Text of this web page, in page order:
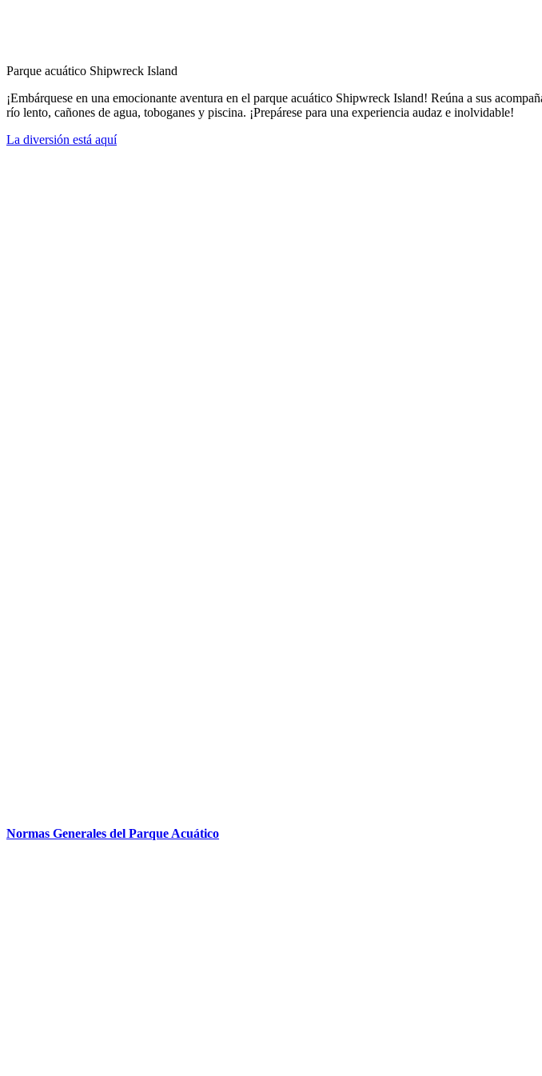
Parque acuático Shipwreck Island
¡Embárquese en una emocionante aventura en el parque acuático Shipwreck Island! Reúna a sus
río lento, cañones de agua, toboganes y piscina. ¡Prepárese para una experiencia audaz e inolvidable!
La diversión está aquí
Normas Generales del Parque Acuático